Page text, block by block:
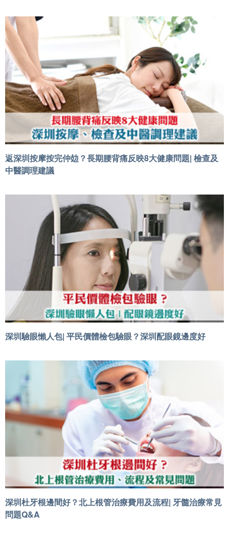
返深圳按摩按完仲攰？長期腰背痛反映8大健康問題| 檢查及
中醫調理建議
深圳驗眼懶人包| 平民價體檢包驗眼？深圳配眼鏡邊度好
深圳杜牙根邊間好？北上根管治療費用及流程| 牙髓治療常見
問題Q&A